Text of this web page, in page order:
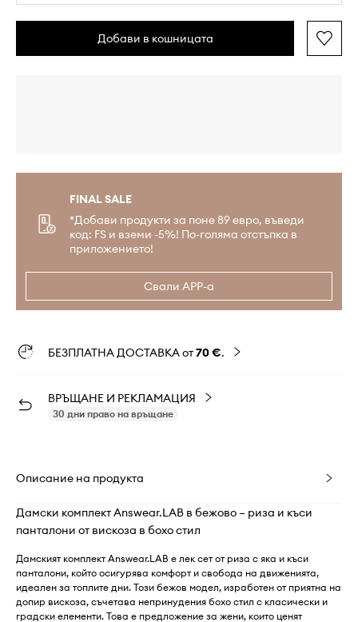
Добави в кошницата
FINAL SALE
*Добави продукти за поне 89 евро, въведи
код: FS и вземи -5%! По-голяма отстъпка в
приложението!
Свали APP-а
БЕЗПЛАТНА ДОСТАВКА от70 €.
ВРЪЩАНЕ И РЕКЛАМАЦИЯ
30 дни право на връщане
Описание на продукта
Дамски комплект Answear.LAB в бежово – риза и къси
панталони от вискоза в бохо стил
Дамският комплект Answear.LAB е лек сет от риза с яка и къси
панталони, който осигурява комфорт и свобода на движенията,
идеален за топлите дни. Този бежов модел, изработен от приятна на
допир вискоза, съчетава непринудения бохо стил с класически и
градски елементи. Това е предложение за жени, които ценят